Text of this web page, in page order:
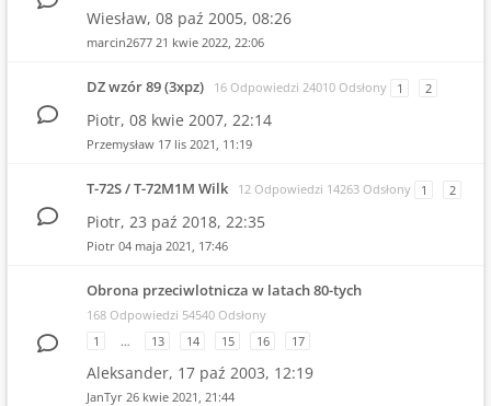
Wiesław, 08 paź 2005, 08:26
marcin2677 21 kwie 2022, 22:06
DZ wzór 89 (3xpz) 16 Odpowiedzi 24010 Odsłony 1 2
Piotr, 08 kwie 2007, 22:14
Przemysław 17 lis 2021, 11:19
T-72S / T-72M1M Wilk 12 Odpowiedzi 14263 Odsłony 1 2
Piotr, 23 paź 2018, 22:35
Piotr 04 maja 2021, 17:46
Obrona przeciwlotnicza w latach 80-tych
168 Odpowiedzi 54540 Odsłony
1
… 13 14 15 16 17
Aleksander, 17 paź 2003, 12:19
JanTyr 26 kwie 2021, 21:44